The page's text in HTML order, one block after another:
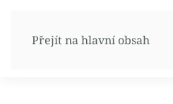
Přejít na hlavní obsah